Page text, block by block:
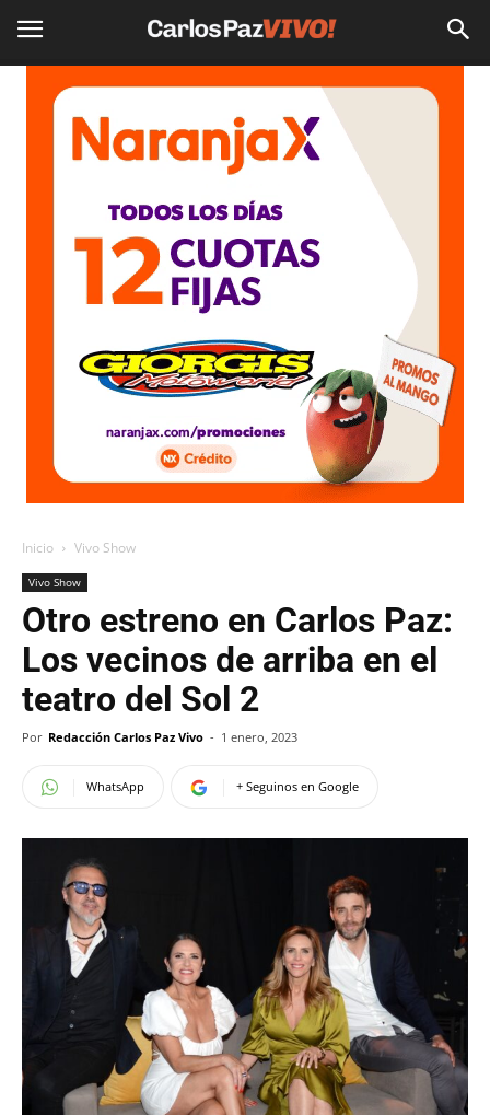
Inicio Vivo Show
Vivo Show
Otro estreno en Carlos Paz:
Los vecinos de arriba en el
teatro del Sol 2
Por Redacción Carlos Paz Vivo - 1 enero, 2023
WhatsApp + Seguinos en Google